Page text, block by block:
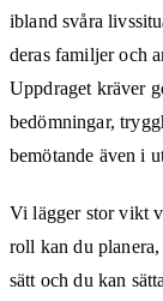
ibland svåra
deras familjer och
Uppdraget kräver
bedömningar,
bemötande även i
Vi lägger stor vikt
roll kan du
sätt och du kan